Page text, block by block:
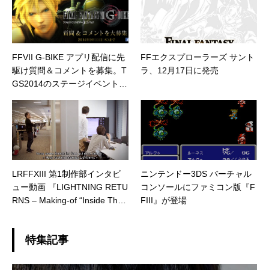
FFVII G-BIKE アプリ配信に先
駆け質問＆コメントを募集。T
GS2014のステージイベントで
FFエクスプローラーズ サント
ラ、12月17日に発売
LRFFXIII 第1制作部インタビ
ュー動画 『LIGHTNING RETU
RNS – Making-of “Inside The
ニンテンドー3DS バーチャル
コンソールにファミコン版『F
FIII』が登場
特集記事